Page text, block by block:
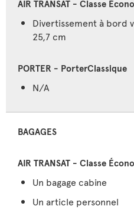
Divertissement à bord
25,7 cm
N/A
BAGAGES
Un bagage cabine
Un article personnel